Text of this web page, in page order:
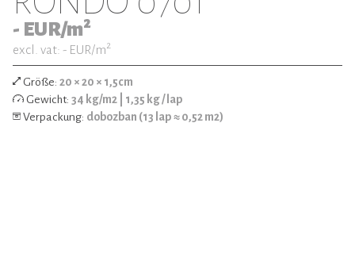
- EUR/m2
excl. vat: - EUR/m2
Größe: 20 × 20 × 1,5cm
Gewicht: 34 kg/m2 | 1,35 kg / lap
Verpackung: dobozban (13 lap ≈ 0,52 m2)